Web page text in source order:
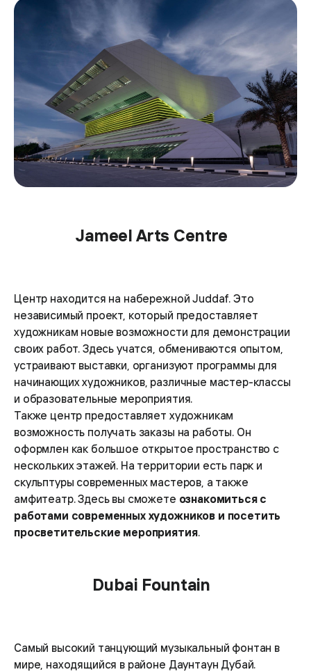
Jameel Arts Centre
Центр находится на набережной Juddaf. Это
независимый проект, который предоставляет
художникам новые возможности для демонстрации
своих работ. Здесь учатся, обмениваются опытом,
устраивают выставки, организуют программы для
начинающих художников, различные мастер-классы
и образовательные мероприятия.
Также центр предоставляет художникам
возможность получать заказы на работы. Он
оформлен как большое открытое пространство с
нескольких этажей. На территории есть парк и
скульптуры современных мастеров, а также
амфитеатр. Здесь вы сможете ознакомиться с
работами современных художников и посетить
просветительские мероприятия.
Dubai Fountain
Самый высокий танцующий музыкальный фонтан в
мире, находящийся в районе Даунтаун Дубай.